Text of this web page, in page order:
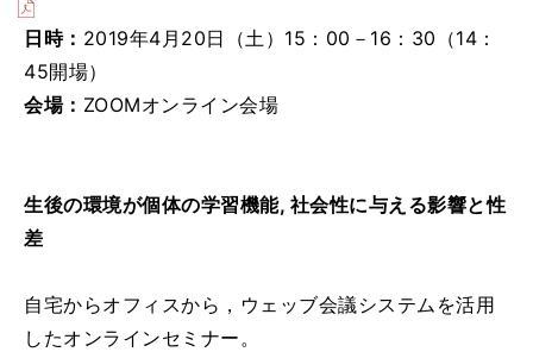
日時： 2019年4月20日（土）15：00－16：30（14：
45開場）
会場： ZOOMオンライン会場
生後の環境が個体の学習機能, 社会性に与える影響と性
差
自宅からオフィスから，ウェッブ会議システムを活用
したオンラインセミナー。